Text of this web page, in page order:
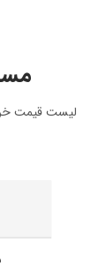
لیست قیمت